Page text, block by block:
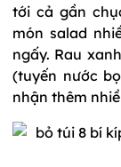
tới cả gần
món salad
ngấy. Rau
(tuyến nước
nhận thêm